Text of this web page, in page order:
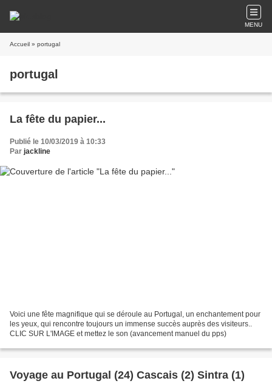
MENU
Accueil » portugal
portugal
La fête du papier...
Publié le 10/03/2019 à 10:33
Par jackline
Voici une fête magnifique qui se déroule au Portugal, un enchantement pour
les yeux, qui rencontre toujours un immense succès auprès des visiteurs..
CLIC SUR L'IMAGE et mettez le son (avancement manuel du pps)
Voyage au Portugal (24) Cascais (2) Sintra (1)